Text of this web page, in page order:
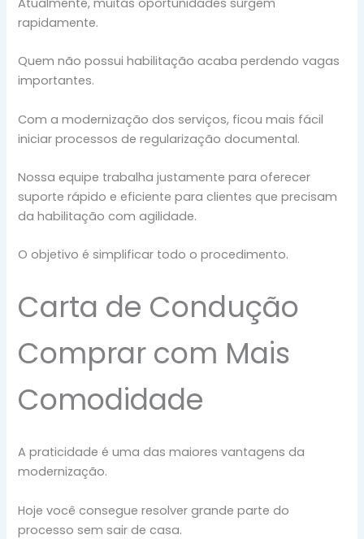
Atualmente, muitas oportunidades surgem
rapidamente.
Quem não possui habilitação acaba perdendo vagas
importantes.
Com a modernização dos serviços, ficou mais fácil
iniciar processos de regularização documental.
Nossa equipe trabalha justamente para oferecer
suporte rápido e eficiente para clientes que precisam
da habilitação com agilidade.
O objetivo é simplificar todo o procedimento.
Carta de Condução
Comprar com Mais
Comodidade
A praticidade é uma das maiores vantagens da
modernização.
Hoje você consegue resolver grande parte do
processo sem sair de casa.